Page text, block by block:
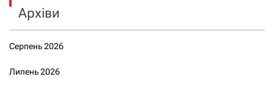
Архіви
Серпень 2026
Липень 2026